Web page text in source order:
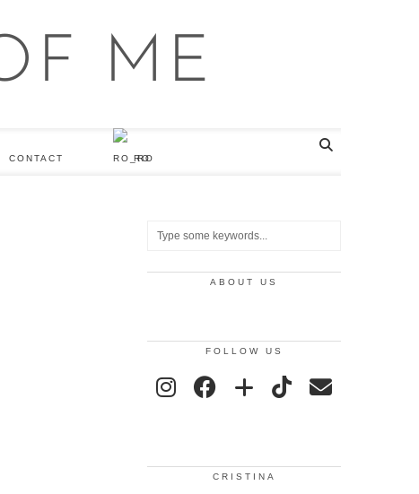
CONTACT RO
ABOUT US
FOLLOW US
CRISTINA